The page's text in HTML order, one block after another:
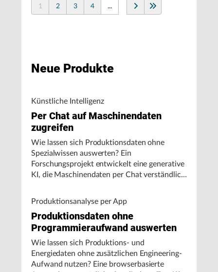
1 2 3 4 ...
Neue Produkte
Künstliche Intelligenz
Per Chat auf Maschinendaten
zugreifen
Wie lassen sich Produktionsdaten ohne
Spezialwissen auswerten? Ein
Forschungsprojekt entwickelt eine generative
KI, die Maschinendaten per Chat verständlich
Produktionsanalyse per App
Produktionsdaten ohne
Programmieraufwand auswerten
Wie lassen sich Produktions- und
Energiedaten ohne zusätzlichen Engineering-
Aufwand nutzen? Eine browserbasierte